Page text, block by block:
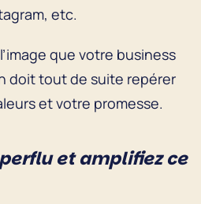
etc.
que votre business
doit tout de suite repérer
et votre promesse.
et amplifiez ce